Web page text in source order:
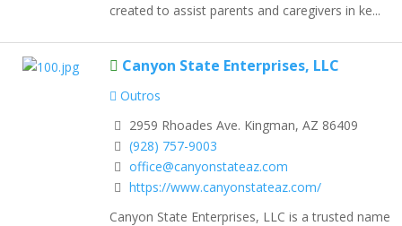
created to assist parents and caregivers in ke...
Canyon State Enterprises, LLC
Outros
2959 Rhoades Ave. Kingman, AZ 86409
(928) 757-9003
office@canyonstateaz.com
https://www.canyonstateaz.com/
Canyon State Enterprises, LLC is a trusted name